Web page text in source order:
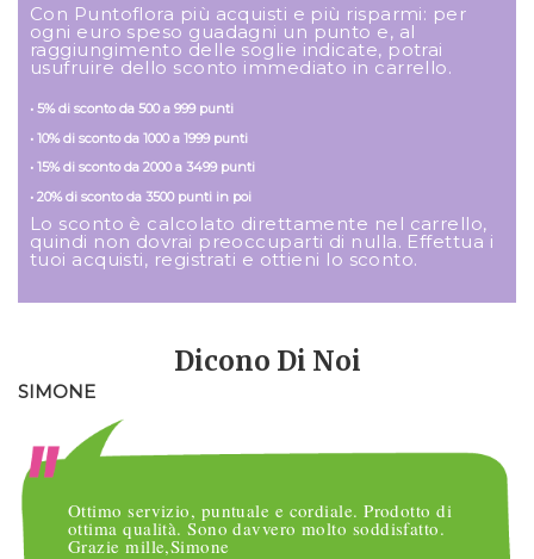
Con Puntoflora più acquisti e più risparmi: per
ogni euro speso guadagni un punto e, al
raggiungimento delle soglie indicate, potrai
usufruire dello sconto immediato in carrello.
• 5% di sconto da 500 a 999 punti
• 10% di sconto da 1000 a 1999 punti
• 15% di sconto da 2000 a 3499 punti
• 20% di sconto da 3500 punti in poi
Lo sconto è calcolato direttamente nel carrello,
quindi non dovrai preoccuparti di nulla. Effettua i
tuoi acquisti, registrati e ottieni lo sconto.
Dicono Di Noi
SIMONE
Ottimo servizio, puntuale e cordiale. Prodotto di
ottima qualità. Sono davvero molto soddisfatto.
Grazie mille,Simone